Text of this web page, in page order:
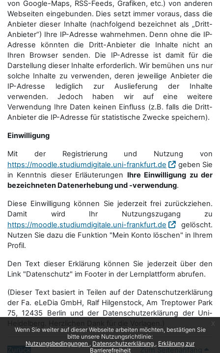
Wenn Sie weiter auf dieser Webseite arbeiten möchten, bestätigen Sie
bitte unsere Nutzungsrichtlinie:
Nutzungsbedingungen
Datenschutzerklärung
Erklärung zur
Barrierefreiheit
von Google-Maps, RSS-Feeds, Grafiken, etc.) von anderen
Webseiten eingebunden. Dies setzt immer voraus, dass die
Anbieter dieser Inhalte (nachfolgend bezeichnet als „Dritt-
Anbieter“) Ihre IP-Adresse wahrnehmen. Denn ohne die IP-
Adresse könnten die Dritt-Anbieter die Inhalte nicht an
Ihren Browser senden. Die IP-Adresse ist damit für die
Darstellung dieser Inhalte erforderlich. Wir bemühen uns nur
solche Inhalte zu verwenden, deren jeweilige Anbieter die
IP-Adresse lediglich zur Auslieferung der Inhalte
verwenden. Jedoch haben wir auf eine weitere
Verwendung Ihre Daten keinen Einfluss (z.B. falls die Dritt-
Anbieter die IP-Adresse für statistische Zwecke speichern).
Einwilligung
Mit der Registrierung und Nutzung von
https://moodle.studiumdigitale.uni-frankfurt.de
geben Sie
in Kenntnis dieser Erläuterungen Ihre Einwilligung zu der
bezeichneten Datenerhebung und -verwendung.
Diese Einwilligung können Sie jederzeit frei zurückziehen.
Damit wird Ihr Nutzungszugang zu
https://moodle.studiumdigitale.uni-frankfurt.de
gelöscht.
Nutzen Sie dazu die Funktion "Mein Konto löschen" in Ihrem
Profil.
Den Text dieser Erklärung können Sie jederzeit über den
Link "Datenschutz" im Footer in der Lernplattform abrufen.
(Dieser Text basiert in Teilen auf der Datenschutzerklärung
der Fa. eLeDia GmbH, Ralf Hilgenstock, Am Treptower Park
75, 12435 Berlin und der Datenschutzerklärung der Uni-
Zurück Zum Seitenanfang